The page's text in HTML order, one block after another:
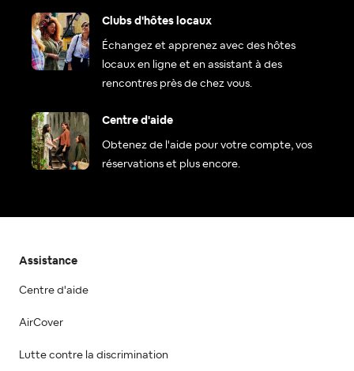
Clubs d'hôtes locaux
Échangez et apprenez avec des hôtes
locaux en ligne et en assistant à des
rencontres près de chez vous.
Centre d'aide
Obtenez de l'aide pour votre compte, vos
réservations et plus encore.
Assistance
Centre d'aide
AirCover
Lutte contre la discrimination